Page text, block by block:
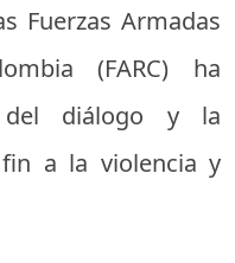
Fuerzas Armadas
(FARC) ha
del diálogo y la
a la violencia y